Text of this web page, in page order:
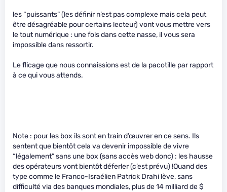
les “puissants” (les définir n’est pas complexe mais cela peut
être désagréable pour certains lecteur) vont vous mettre vers
le tout numérique : une fois dans cette nasse, il vous sera
impossible dans ressortir.
Le flicage que nous connaissions est de la pacotille par rapport
à ce qui vous attends.
Note : pour les box ils sont en train d’œuvrer en ce sens. Ils
sentent que bientôt cela va devenir impossible de vivre
“légalement” sans une box (sans accès web donc) : les hausse
des opérateurs vont bientôt déferler (c’est prévu) !Quand des
type comme le Franco-Israélien Patrick Drahi lève, sans
difficulté via des banques mondiales, plus de 14 milliard de $